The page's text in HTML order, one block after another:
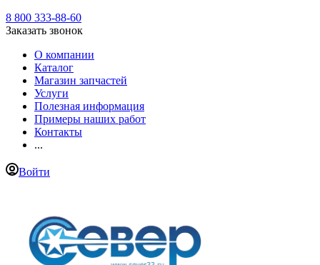
8 800 333-88-60
Заказать звонок
О компании
Каталог
Магазин запчастей
Услуги
Полезная информация
Примеры наших работ
Контакты
...
Войти